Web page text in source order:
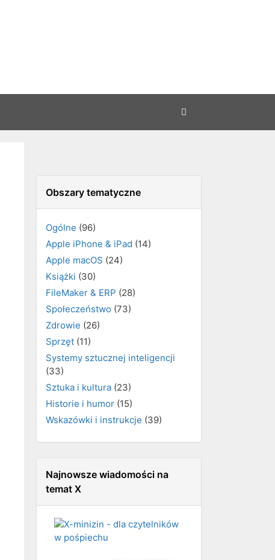
Obszary tematyczne
Ogólne (96)
Apple iPhone & iPad (14)
Apple macOS (24)
Książki (30)
FileMaker & ERP (28)
Społeczeństwo (73)
Zdrowie (26)
Sprzęt (11)
Systemy sztucznej inteligencji
(33)
Sztuka i kultura (23)
Historie i humor (15)
Wskazówki i instrukcje (39)
Najnowsze wiadomości na
temat X